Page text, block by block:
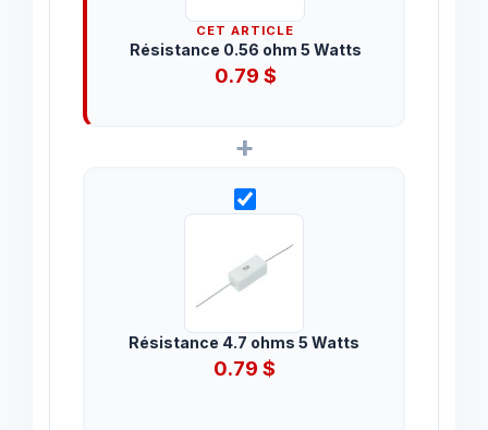
CET ARTICLE
Résistance 0.56 ohm 5 Watts
0.79 $
+
Résistance 4.7 ohms 5 Watts
0.79 $